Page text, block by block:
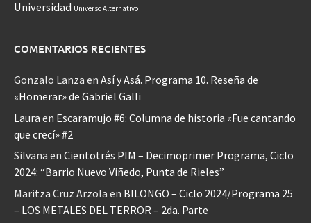
Universidad Universo Alternativo
COMENTARIOS RECIENTES
Gonzalo Lanza en Así y Asá. Programa 10. Reseña de
«Homerar» de Gabriel Galli
Laura en Escaramujo #6: Columna de historia «Fue cantando
que crecí» #2
Silvana en Cientotrés PIM – Decimoprimer Programa, Ciclo
2024: “Barrio Nuevo Viñedo, Punta de Rieles”
Maritza Cruz Arzola en BILONGO – Ciclo 2024/Programa 25
– LOS METALES DEL TERROR – 2da. Parte